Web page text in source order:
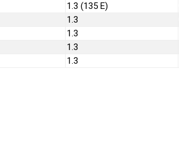
1.3 (135 E)
1.3
1.3
1.3
1.3